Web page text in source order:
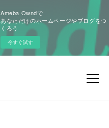
Ameba Owndで
あなただけのホームページやブログをつ
くろう
今すぐ試す